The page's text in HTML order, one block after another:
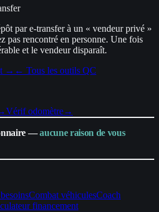
par e-transfer à un « vendeur privé »
pas rencontré en personne. Une fois
et le vendeur disparaît.
→ ← Tous les outils QC
Vérif odomètre→
— aucune raison de vous
Combat véhiculesCoach
financement